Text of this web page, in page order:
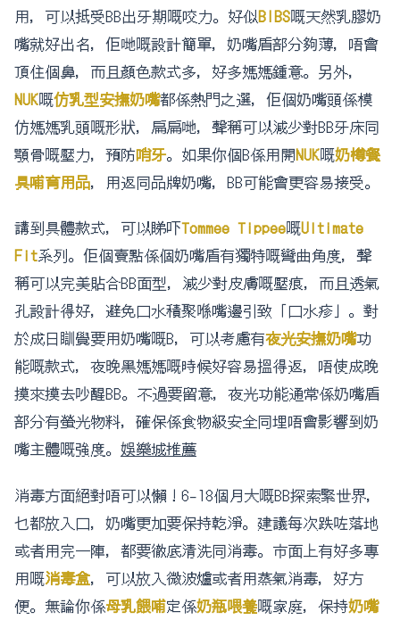
用，可以抵受BB出牙期嘅咬力。好似BIBS嘅天然乳膠奶
嘴就好出名，佢哋嘅設計簡單，奶嘴盾部分夠薄，唔會
頂住個鼻，而且顏色款式多，好多媽媽鍾意。另外，
NUK嘅仿乳型安撫奶嘴都係熱門之選，佢個奶嘴頭係模
仿媽媽乳頭嘅形狀，扁扁哋，聲稱可以減少對BB牙床同
顎骨嘅壓力，預防哨牙。如果你個B係用開NUK嘅奶樽餐
具哺育用品，用返同品牌奶嘴，BB可能會更容易接受。
講到具體款式，可以睇吓Tommee Tippee嘅Ultimate
Fit系列。佢個賣點係個奶嘴盾有獨特嘅彎曲角度，聲
稱可以完美貼合BB面型，減少對皮膚嘅壓痕，而且透氣
孔設計得好，避免口水積聚喺嘴邊引致「口水疹」。對
於成日瞓覺要用奶嘴嘅B，可以考慮有夜光安撫奶嘴功
能嘅款式，夜晚黑媽媽嘅時候好容易搵得返，唔使成晚
摸來摸去吵醒BB。不過要留意，夜光功能通常係奶嘴盾
部分有螢光物料，確保係食物級安全同埋唔會影響到奶
嘴主體嘅強度。 娛樂城推薦
消毒方面絕對唔可以懶！6-18個月大嘅BB探索緊世界，
乜都放入口，奶嘴更加要保持乾淨。建議每次跌咗落地
或者用完一陣，都要徹底清洗同消毒。市面上有好多專
用嘅消毒盒，可以放入微波爐或者用蒸氣消毒，好方
便。無論你係母乳餵哺定係奶瓶喂養嘅家庭，保持奶嘴